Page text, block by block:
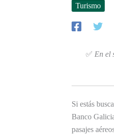
Turismo
✅ En el
Si estás
Banco
pasajes